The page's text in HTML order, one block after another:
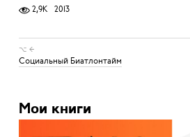
2,9K 2013
⌥ ←
Социальный Биатлонтайм
Мои книги